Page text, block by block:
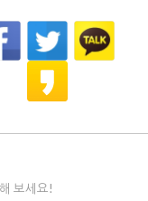
보세요!